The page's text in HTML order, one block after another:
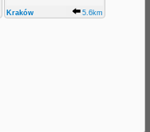
Kraków 5.6km